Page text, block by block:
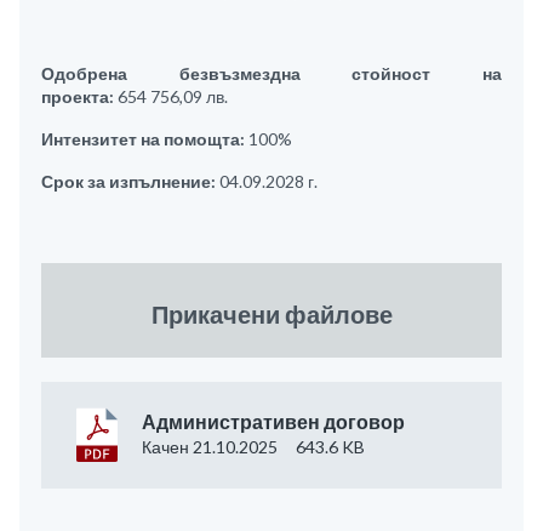
Одобрена безвъзмездна стойност на
проекта: 654 756,09 лв.
Интензитет на помощта: 100%
Срок за изпълнение: 04.09.2028 г.
Прикачени файлове
Административен договор
Качен 21.10.2025 643.6 KB